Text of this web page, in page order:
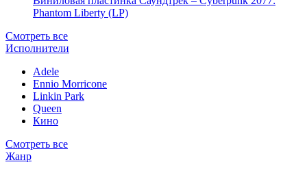
Phantom Liberty (LP)
Смотреть все
Исполнители
Adele
Ennio Morricone
Linkin Park
Queen
Кино
Смотреть все
Жанр